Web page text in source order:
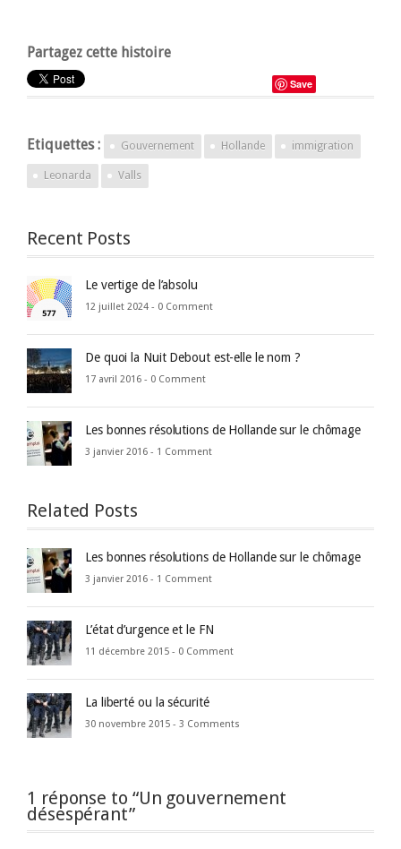
Partagez cette histoire
Save
Etiquettes : Gouvernement Hollande immigration
Leonarda Valls
Recent Posts
Le vertige de l’absolu
12 juillet 2024 - 0 Comment
De quoi la Nuit Debout est-elle le nom ?
17 avril 2016 - 0 Comment
Les bonnes résolutions de Hollande sur le chômage
3 janvier 2016 - 1 Comment
Related Posts
Les bonnes résolutions de Hollande sur le chômage
3 janvier 2016 - 1 Comment
L’état d’urgence et le FN
11 décembre 2015 - 0 Comment
La liberté ou la sécurité
30 novembre 2015 - 3 Comments
1 réponse to “Un gouvernement
désespérant”